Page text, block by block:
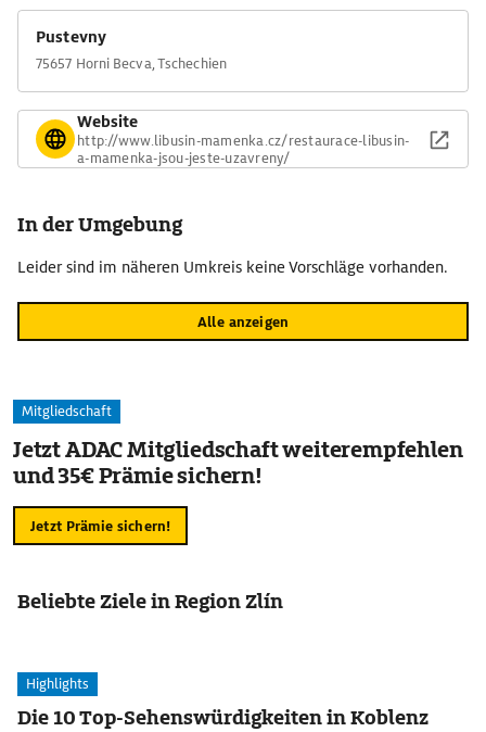
Pustevny
75657 Horni Becva, Tschechien
Website
http://www.libusin-mamenka.cz/restaurace-libusin-
a-mamenka-jsou-jeste-uzavreny/
In der Umgebung
Leider sind im näheren Umkreis keine Vorschläge vorhanden.
Alle anzeigen
Mitgliedschaft
Jetzt ADAC Mitgliedschaft weiterempfehlen
und 35€ Prämie sichern!
Jetzt Prämie sichern!
Beliebte Ziele in Region Zlín
Highlights
Die 10 Top-Sehenswürdigkeiten in Koblenz